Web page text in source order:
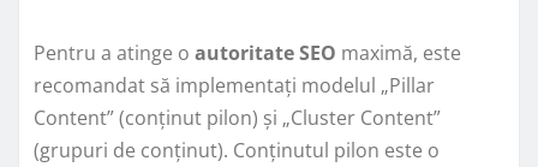
Pentru a atinge o autoritate SEO maximă, este
recomandat să implementați modelul „Pillar
Content” (conținut pilon) și „Cluster Content”
(grupuri de conținut). Conținutul pilon este o